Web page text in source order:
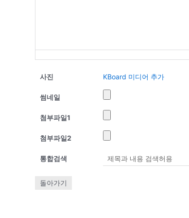
사진 KBoard 미디어 추가
썸네일
첨부파일1
첨부파일2
통합검색
돌아가기